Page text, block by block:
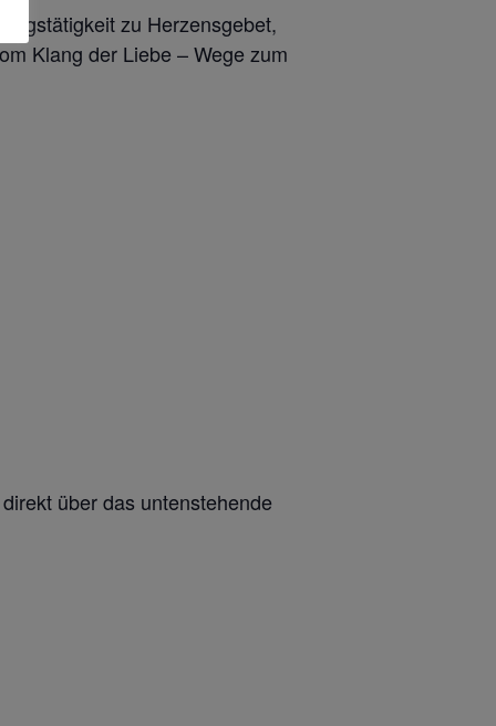
zu Herzensgebet,
Klang der Liebe – Wege zum
über das untenstehende